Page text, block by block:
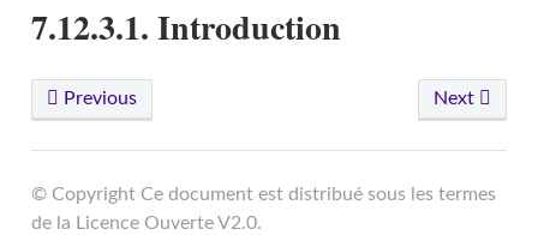
7.12.3.1. Introduction
Previous Next
© Copyright Ce document est distribué sous les termes
de la Licence Ouverte V2.0.